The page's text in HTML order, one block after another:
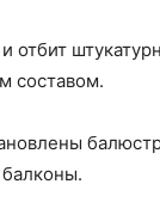
отбит
составом.